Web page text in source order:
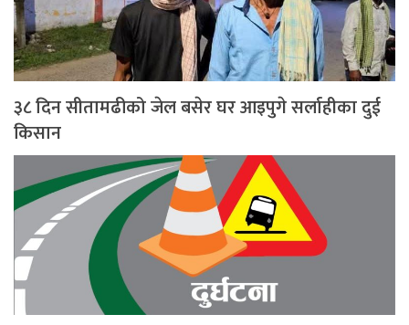
३८ दिन सीतामढीको जेल बसेर घर आइपुगे सर्लाहीका दुई
किसान